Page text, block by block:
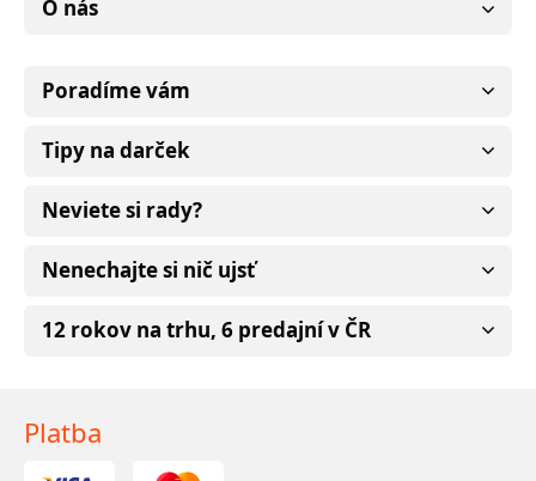
O nás
Poradíme vám
Tipy na darček
Neviete si rady?
Nenechajte si nič ujsť
12 rokov na trhu, 6 predajní v ČR
Platba